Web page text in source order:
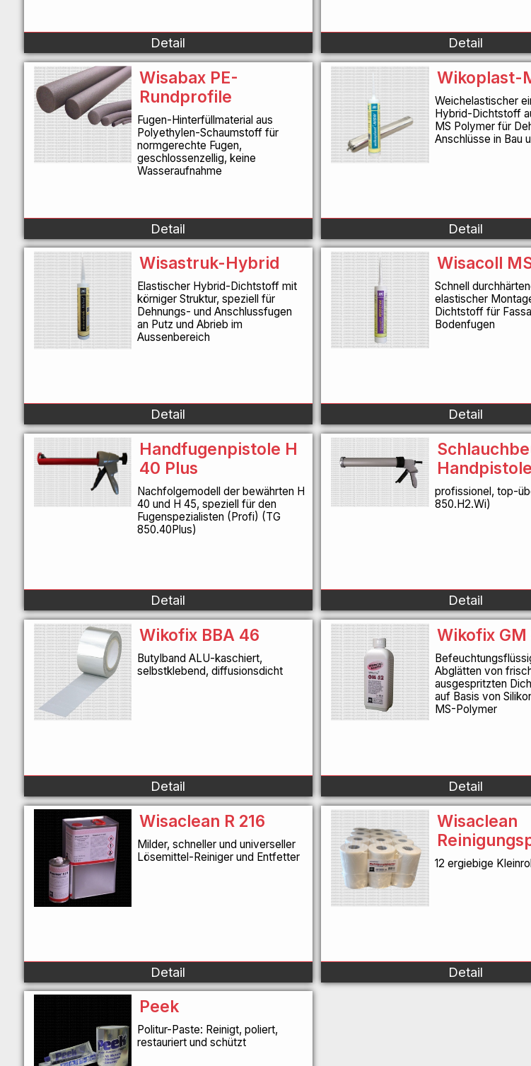
Detail Detail
Wisabax PE-
Rundprofile
Fugen-Hinterfüllmaterial aus
Polyethylen-Schaumstoff für
normgerechte Fugen,
geschlossenzellig, keine
Wasseraufnahme
Detail
Wikoplast-
Weichelastischer
Hybrid-Dichtstoff
MS Polymer für
Anschlüsse in Bau
Detail
Wisastruk-Hybrid
Elastischer Hybrid-Dichtstoff mit
körniger Struktur, speziell für
Dehnungs- und Anschlussfugen
an Putz und Abrieb im
Aussenbereich
Detail
Wisacoll
Schnell
elastischer
Dichtstoff für
Bodenfugen
Detail
Handfugenpistole H
40 Plus
Nachfolgemodell der bewährten H
40 und H 45, speziell für den
Fugenspezialisten (Profi) (TG
850.40Plus)
Detail
profissionel, top-
850.H2.Wi)
Detail
Wikofix BBA 46
Butylband ALU-kaschiert,
selbstklebend, diffusionsdicht
Detail
Wikofix GM
Abglätten von
ausgespritzten
auf Basis von
MS-Polymer
Detail
Wisaclean R 216
Milder, schneller und universeller
Lösemittel-Reiniger und Entfetter
Detail
Wisaclean
12 ergiebige
Detail
Peek
Politur-Paste: Reinigt, poliert,
restauriert und schützt